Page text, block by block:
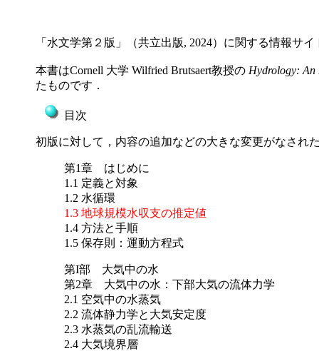
「水文学第２版」（共立出版, 2024）に関する情報サイ
本書はCornell 大学 Wilfried Brutsaert教授の Hydrology: An
たものです．
目次
初版に対して，内容の追加などの大きな変更がなされ
第1章 はじめに
1.1 定義と対象
1.2 水循環
1.3 地球規模水収支の推定値
1.4 方法と手順
1.5 保存則：運動方程式
第I部 大気中の水
第2章 大気中の水：下部大気の流体力学
2.1 空気中の水蒸気
2.2 流体静力学と大気安定度
2.3 水蒸気の乱流輸送
2.4 大気境界層